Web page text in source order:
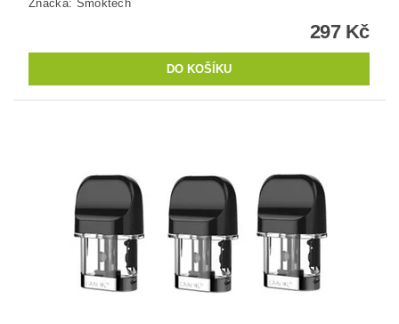
Značka: Smoktech
297 Kč